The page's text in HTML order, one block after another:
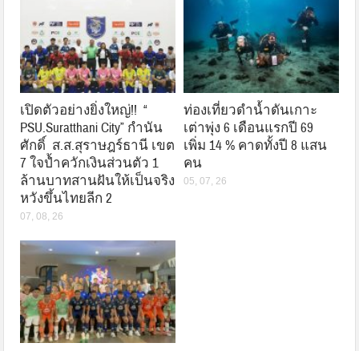
เปิดตัวอย่างยิ่งใหญ่!! “
PSU.Suratthani City” กำนัน
ศักดิ์ ส.ส.สุราษฎร์ธานี เขต
7 ใจป้ำควักเงินส่วนตัว 1
ล้านบาทสานฝันให้เป็นจริง
หวังขึ้นไทยลีก 2
07, 08, 26
ท่องเที่ยวดำน้ำดันเกาะ
เต่าพุ่ง 6 เดือนแรกปี 69
เพิ่ม 14 % คาดทั้งปี 8 แสน
คน
05, 07, 26